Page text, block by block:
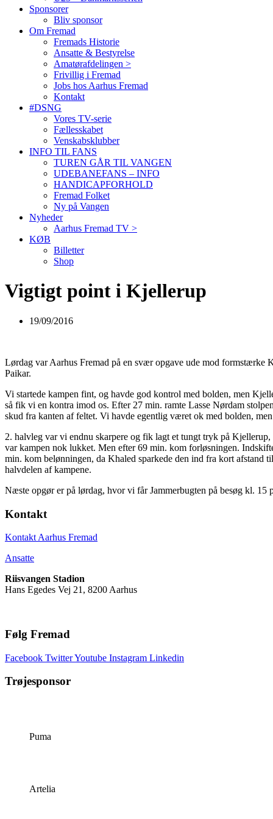
Sponsorer
Bliv sponsor
Om Fremad
Fremads Historie
Ansatte & Bestyrelse
Amatørafdelingen >
Frivillig i Fremad
Jobs hos Aarhus Fremad
Kontakt
#DSNG
Vores TV-serie
Fællesskabet
Venskabsklubber
INFO TIL FANS
TUREN GÅR TIL VANGEN
UDEBANEFANS – INFO
HANDICAPFORHOLD
Fremad Folket
Ny på Vangen
Nyheder
Aarhus Fremad TV >
KØB
Billetter
Shop
Vigtigt point i Kjellerup
19/09/2016
Lørdag var Aarhus Fremad på en svær opgave ude mod formstærke
Paikar.
Vi startede kampen fint, og havde god kontrol med bolden, men
så fik vi en kontra imod os. Efter 27 min. ramte Lasse Nørdam
skud fra kanten af feltet. Vi havde egentlig været ok med bolden,
2. halvleg var vi endnu skarpere og fik lagt et tungt tryk på
var kampen nok lukket. Men efter 69 min. kom forløsningen.
min. kom belønningen, da Khaled sparkede den ind fra kort afstand
halvdelen af kampene.
Næste opgør er på lørdag, hvor vi får Jammerbugten på besøg kl. 15
Kontakt
Kontakt Aarhus Fremad
Ansatte
Riisvangen Stadion
Hans Egedes Vej 21, 8200 Aarhus
Følg Fremad
Facebook TwitterYoutube Instagram Linkedin
Trøjesponsor
Puma
Artelia